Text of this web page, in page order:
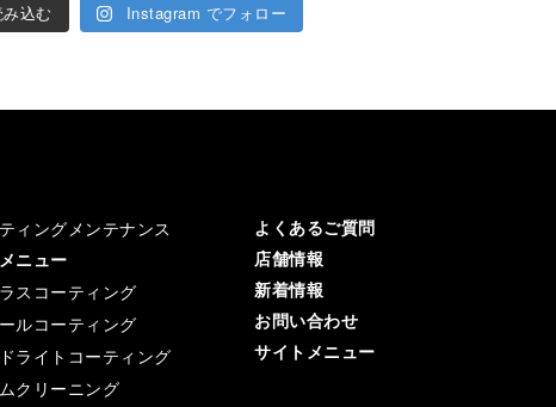
込む Instagram でフォロー
ィングメンテナンス
ニュー
スコーティング
ルコーティング
ライトコーティング
クリーニング
よくあるご質問
店舗情報
新着情報
お問い合わせ
サイトメニュー